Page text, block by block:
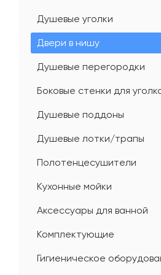
Душевые уголки
Двери в нишу
Душевые перегородки
Боковые стенки для
Душевые поддоны
Душевые лотки/трапы
Полотенцесушители
Кухонные мойки
Аксессуары для ванной
Комплектующие
Гигиеническое